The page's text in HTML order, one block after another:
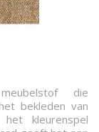
die
bekleden van
kleurenspel